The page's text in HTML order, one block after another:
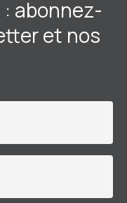
abonnez-
et nos